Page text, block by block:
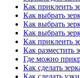
Как приклеить
Как выбрать
Как выбрать
Как выбрать
Как приклеить
Как разместить
Где можно
Как сделать
Как сделать